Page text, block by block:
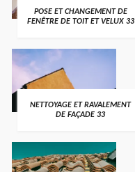
POSE ET CHANGEMENT DE
FENÊTRE DE TOIT ET VELUX 33
NETTOYAGE ET RAVALEMENT
DE FAÇADE 33